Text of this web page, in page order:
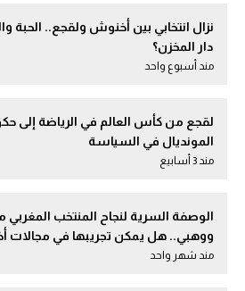
نزال انتخابي بين أخنوش ولقجع.. الحبة
دار المخزن؟
مند أسبوع واحد
لقجع من كأس العالم في الرياضة إلى
المونديال في السياسة
مند 3 أسابيع
الوصفة السرية لنجاح المنتخب المغربي
ووهبي.. هل يمكن تجريبها في مجالات
مند شهر واحد